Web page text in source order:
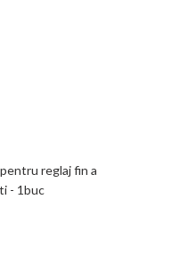
reglaj fin a
- 1buc